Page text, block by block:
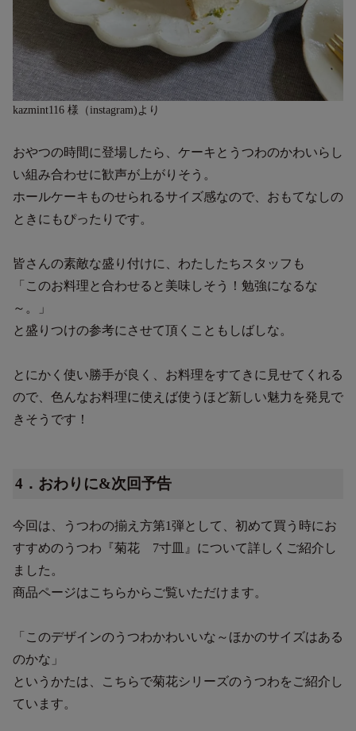
kazmint116 様（instagram)より
おやつの時間に登場したら、ケーキとうつわのかわいらし
い組み合わせに歓声が上がりそう。
ホールケーキものせられるサイズ感なので、おもてなしの
ときにもぴったりです。
皆さんの素敵な盛り付けに、わたしたちスタッフも
「このお料理と合わせると美味しそう！勉強になるな
～。」
と盛りつけの参考にさせて頂くこともしばしな。
とにかく使い勝手が良く、お料理をすてきに見せてくれる
ので、色んなお料理に使えば使うほど新しい魅力を発見で
きそうです！
4．おわりに&次回予告
今回は、うつわの揃え方第1弾として、初めて買う時にお
すすめのうつわ『菊花 7寸皿』について詳しくご紹介し
ました。
商品ページはこちらからご覧いただけます。
「このデザインのうつわかわいいな～ほかのサイズはある
のかな」
というかたは、こちらで菊花シリーズのうつわをご紹介し
ています。